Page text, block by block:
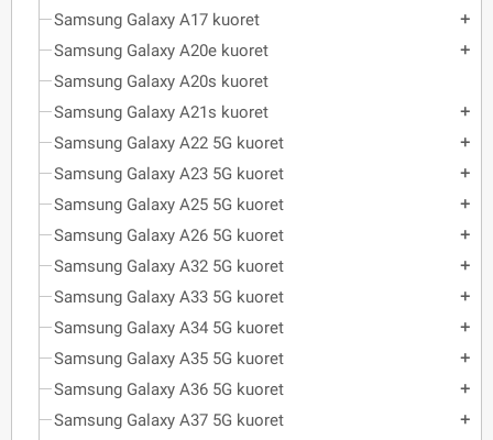
Samsung Galaxy A17 kuoret add
Samsung Galaxy A20e kuoret add
Samsung Galaxy A20s kuoret
Samsung Galaxy A21s kuoret
add
Samsung Galaxy A22 5G kuoret add
Samsung Galaxy A23 5G kuoret add
Samsung Galaxy A25 5G kuoret add
Samsung Galaxy A26 5G kuoret add
Samsung Galaxy A32 5G kuoret add
Samsung Galaxy A33 5G kuoret add
Samsung Galaxy A34 5G kuoret add
Samsung Galaxy A35 5G kuoret add
Samsung Galaxy A36 5G kuoret add
Samsung Galaxy A37 5G kuoret add